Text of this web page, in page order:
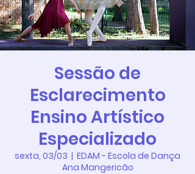
Sessão de
Esclarecimento
Ensino Artístico
Especializado
sexta, 03/03
  |
EDAM - Escola de Dança
Ana Mangericão